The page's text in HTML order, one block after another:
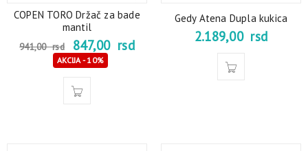
COPEN TORO Držač za bade
mantil
941,00rsd 847,00 rsd
AKCIJA - 10%
Gedy Atena Dupla kukica
2.189,00 rsd